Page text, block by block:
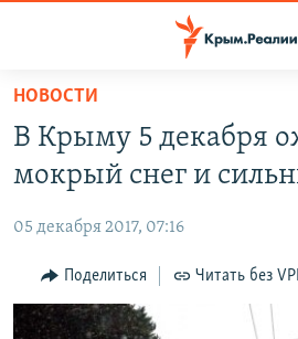
Вернуться
основному
содержанию
Вернутся
навигации
Вернутся
СПЕЦПРОЕКТЫ
КАРТА ВОЕННЫХ ОБЪЕКТОВ КРЫМА
11 ЛЕТ ОККУПАЦИИ КРЫМА. 11
ВОДА
ИСТОРИЯ
ЕЩЕ
ИНТЕРАКТИВ
РАДІО СВОБОДА
НОВОСТИ
В Крыму 5 декабря
мокрый снег и
05 декабря 2017, 07:16
Поделиться Читать без